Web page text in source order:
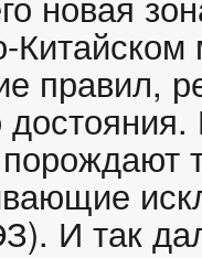
правил,
И так